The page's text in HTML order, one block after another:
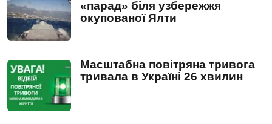
«парад» біля узбережжя
окупованої Ялти
Масштабна повітряна тривога
тривала в Україні 26 хвилин